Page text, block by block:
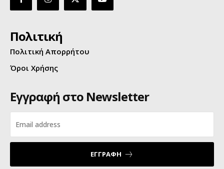
Πολιτική
Πολιτική Απορρήτου
Όροι Χρήσης
Εγγραφή στο Newsletter
ΕΓΓΡΑΦΗ